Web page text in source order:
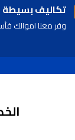
تكاليف بسيطة
وفر معنا اموالك